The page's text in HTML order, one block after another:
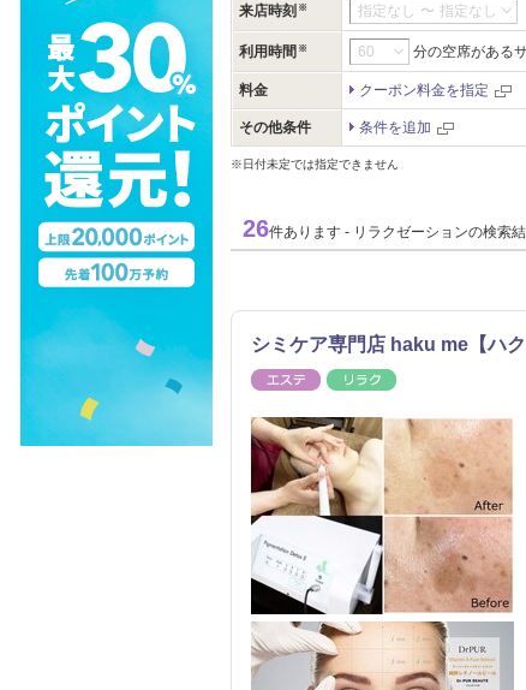
来店時刻 指定なし 〜 指定なし
利用時間 分の空席がある
料金 クーポン料金を指定
その他条件 条件を追加
※日付未定では指定できません
26件あります - リラクゼーションの検索
シミケア専門店 haku me【ハク
エステ